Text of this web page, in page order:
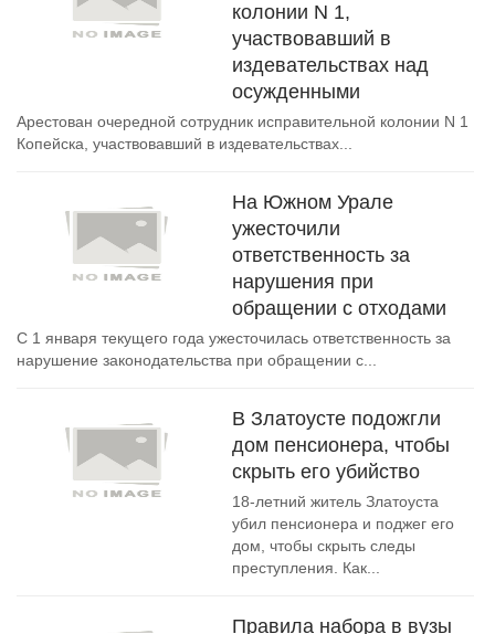
колонии N 1,
участвовавший в
издевательствах над
осужденными
Арестован очередной сотрудник исправительной колонии N 1
Копейска, участвовавший в издевательствах...
На Южном Урале
ужесточили
ответственность за
нарушения при
обращении с отходами
С 1 января текущего года ужесточилась ответственность за
нарушение законодательства при обращении с...
В Златоусте подожгли
дом пенсионера, чтобы
скрыть его убийство
18-летний житель Златоуста
убил пенсионера и поджег его
дом, чтобы скрыть следы
преступления. Как...
Правила набора в вузы